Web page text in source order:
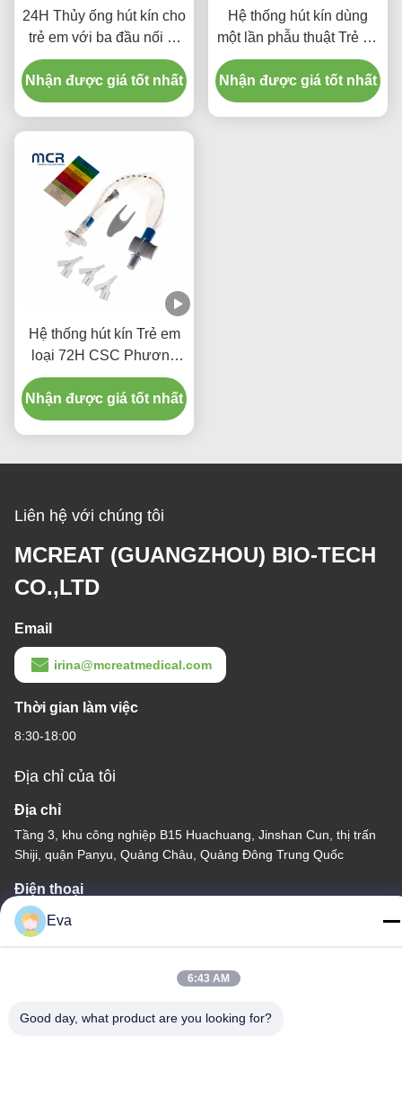
24H Thủy ống hút kín cho
trẻ em với ba đầu nối Y-
Piece
Nhận được giá tốt nhất
Hệ thống hút kín dùng
một lần phẫu thuật Trẻ sơ
sinh / Nhi khoa - khuỷu
tay
Nhận được giá tốt nhất
Hệ thống hút kín Trẻ em
loại 72H CSC Phương
tiện y tế dùng một lần
Nhận được giá tốt nhất
Liên hệ với chúng tôi
MCREAT (GUANGZHOU) BIO-TECH
CO.,LTD
Email
irina@mcreatmedical.com
Thời gian làm việc
8:30-18:00
Địa chỉ của tôi
Địa chỉ
Tầng 3, khu công nghiệp B15 Huachuang, Jinshan Cun, thị trấn
Shiji, quận Panyu, Quảng Châu, Quảng Đông Trung Quốc
Điện thoại
86-020-3156-0583
Trung Quốc Chất lượng tốt Hệ thống hút kín Nhà cung cấp. -2026
Eva
6:43 AM
Good day, what product are you looking for?